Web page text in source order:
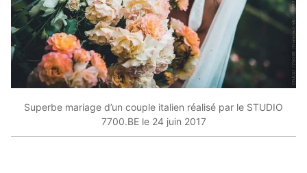
Superbe mariage d’un couple italien réalisé par le STUDIO
7700.BE le 24 juin 2017